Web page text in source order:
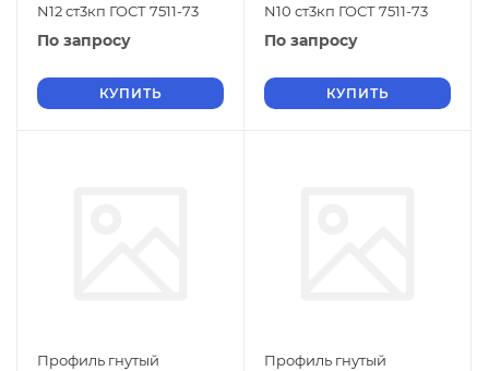
N12 ст3кп ГОСТ 7511-73
По запросу
КУПИТЬ
N10 ст3кп ГОСТ 7511-73
По запросу
КУПИТЬ
Профиль гнутый
Профиль гнутый